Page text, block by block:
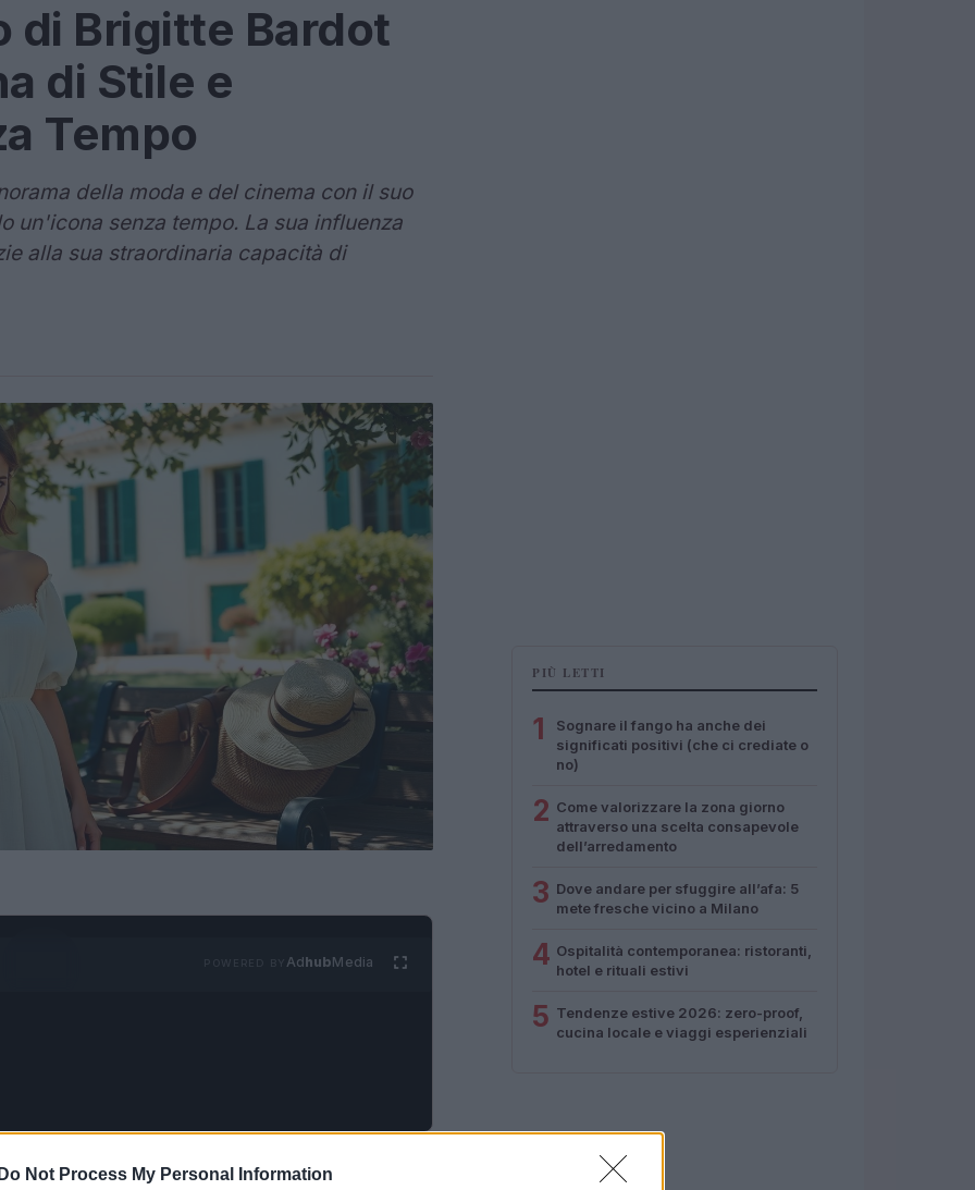
Do Not Process My Personal Information
di Brigitte Bardot
di Stile e
Tempo
della moda e del cinema con il suo
un'icona senza tempo. La sua influenza
alla sua straordinaria capacità di
AdhubMedia
a 91 anni nell’ospedale Saint-Jean di
PIÙ LETTI
1
Sognare il fango ha anche dei
significati positivi (che ci crediate o
no)
2 Come valorizzare la zona giorno
attraverso una scelta consapevole
dell’arredamento
3 Dove andare per sfuggire all’afa: 5
mete fresche vicino a Milano
4 Ospitalità contemporanea: ristoranti,
hotel e rituali estivi
5 Tendenze estive 2026: zero-proof,
cucina locale e viaggi esperienziali